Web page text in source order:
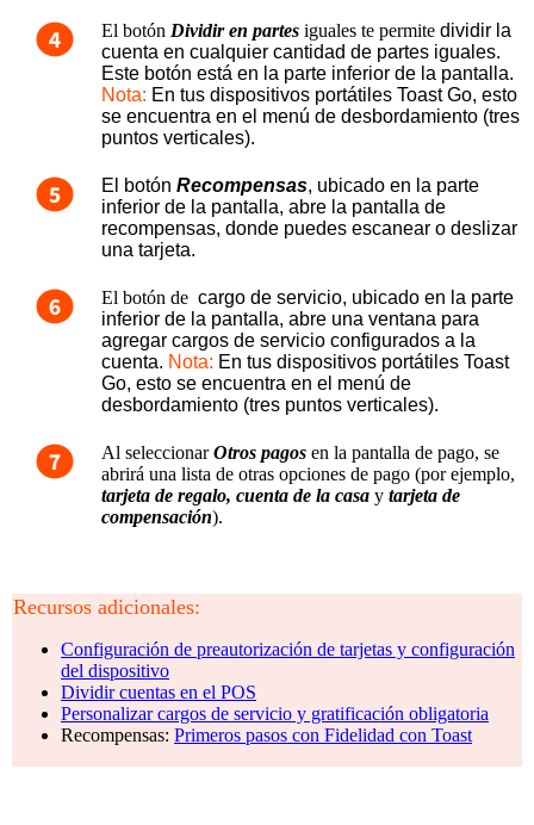
El botón Dividir en partes iguales te permite dividir la
cuenta en cualquier cantidad de partes iguales.
Nota: En tus dispositivos portátiles Toast Go, esto
se encuentra en el menú de desbordamiento (tres
puntos verticales).
El botón Recompensas, ubicado en la parte
inferior de la pantalla, abre la pantalla de
recompensas, donde puedes escanear o deslizar
una tarjeta.
El botón de cargo de servicio, ubicado en la parte
inferior de la pantalla, abre una ventana para
agregar cargos de servicio configurados a la
cuenta. Nota: En tus dispositivos portátiles Toast
Go, esto se encuentra en el menú de
desbordamiento (tres puntos verticales).
Al seleccionarOtros pagos en la pantalla de pago, se
abrirá una lista de otras opciones de pago (por ejemplo,
tarjeta de regalo, cuenta de la casa y tarjeta de
compensación).
Recursos adicionales:
Configuración de preautorización de tarjetas y configuración
del dispositivo
Dividir cuentas en el POS
Personalizar cargos de servicio y gratificación obligatoria
Recompensas: Primeros pasos con Fidelidad con Toast